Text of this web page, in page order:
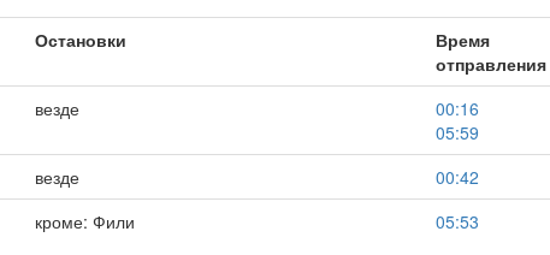
Остановки
Время
отправления
везде
00:16
05:59
везде
00:42
кроме: Фили 05:53